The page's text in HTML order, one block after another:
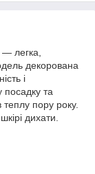
легка,
декорована
і
посадку та
пору року.
дихати.